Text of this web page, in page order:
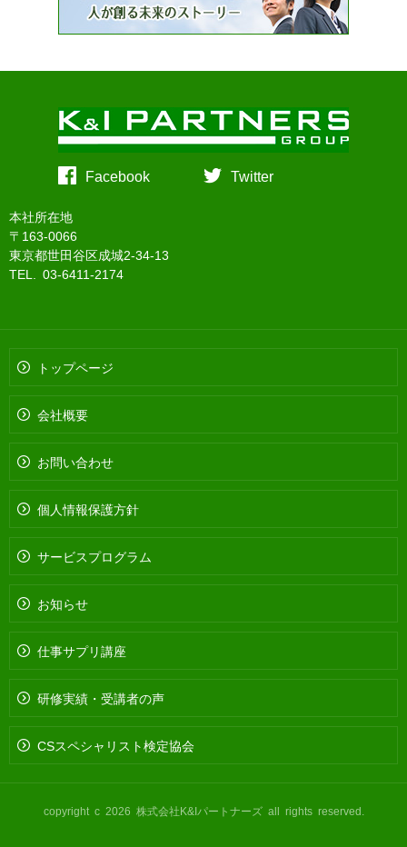
Facebook Twitter
本社所在地
〒163-0066
東京都世田谷区成城2-34-13
TEL. 03-6411-2174
トップページ
会社概要
お問い合わせ
個人情報保護方針
サービスプログラム
お知らせ
仕事サプリ講座
研修実績・受講者の声
CSスペシャリスト検定協会
copyright c 2026 株式会社K&Iパートナーズ all rights reserved.